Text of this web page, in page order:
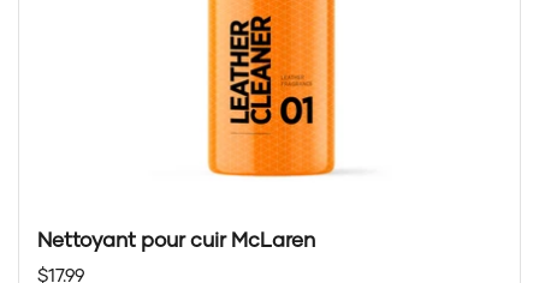
Nettoyant pour cuir McLaren
Prix régulier
$17.99